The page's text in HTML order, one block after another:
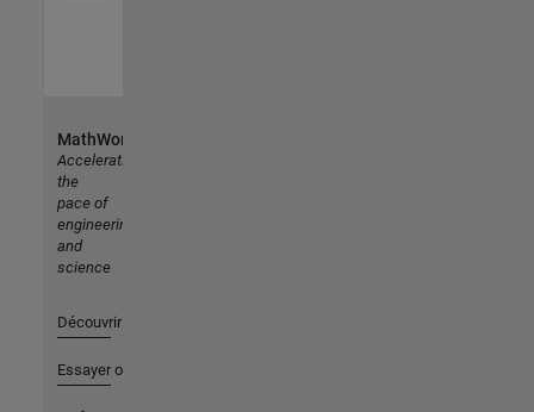
MathWorks
Accelerating
the
pace of
engineering
and
science
Découvrir les produits
Essayer ou acheter